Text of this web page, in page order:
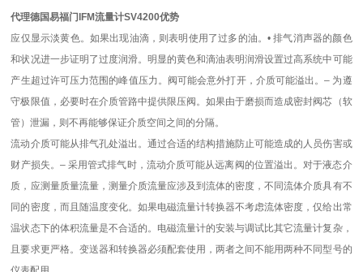
代理德国易福门IFM流量计SV4200优势
应仅显示淡黄色。如果出现油滴，则表明使用了过多的油。• 排气消声器的颜色
和状况进一步证明了过度润滑。明显的黄色和滴油表明润滑设置过高系统中可能
产生超过许可压力范围的峰值压力。阀可能会意外打开，介质可能溢出。– 为遵
守极限值，必要时在介质管路中提供限压阀。如果由于磨损而造成密封阀芯（软
管）泄漏，则不再能够保证介质空间之间的分隔。
流动介质可能从排气孔处溢出。通过合适的结构措施防止可能造成的人员伤害或
财产损失。– 采用管式排气时，流动介质可能从远离阀的位置溢出。对于液态介
质，应测量质量流量，测量介质流量应涉及到流体的密度，不同流体介质具有不
同的密度，而且随温度变化。如果电磁流量计转换器不考虑流体密度，仅给出常
温状态下的体积流量是不合适的。电磁流量计的安装与调试比其它流量计复杂，
且要求更严格。变送器和转换器必须配套使用，两者之间不能用两种不同型号的